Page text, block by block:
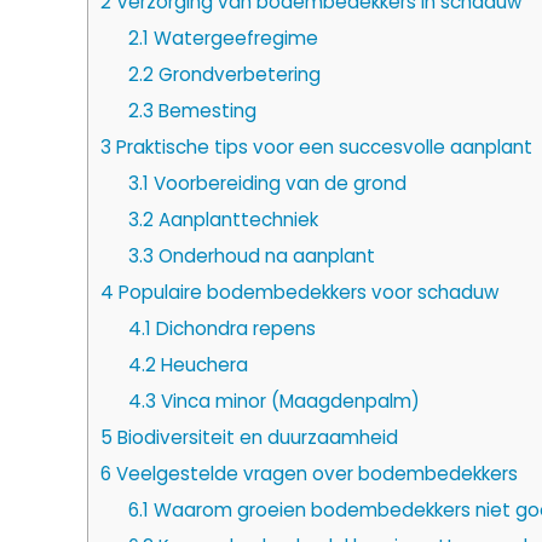
2.1 Watergeefregime
2.2Grondverbetering
2.3 Bemesting
3 Praktische tips voor een succesvolle aanplant
3.1 Voorbereiding van de grond
3.2Aanplanttechniek
3.3 Onderhoud na aanplant
4 Populaire bodembedekkers voor schaduw
4.1 Dichondra repens
4.2Heuchera
4.3 Vinca minor (Maagdenpalm)
5 Biodiversiteit en duurzaamheid
6 Veelgestelde vragen over bodembedekkers
6.1 Waarom groeien bodembedekkers niet